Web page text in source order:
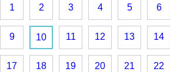
1 2 3 4 5 6
9 10 11 12 13 14
17 18 19 20 21 22